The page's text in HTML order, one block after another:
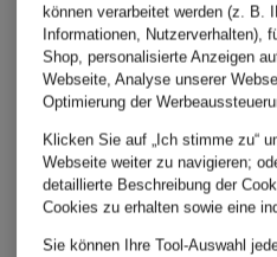
können verarbeitet werden (z. B.
Informationen, Nutzerverhalten),
Shop, personalisierte Anzeigen
Webseite, Analyse unserer
Optimierung der
Klicken Sie auf „Ich stimme zu“
Webseite weiter zu navigieren;
detaillierte Beschreibung der
Cookies zu erhalten sowie eine
Sie können Ihre Tool-Auswahl